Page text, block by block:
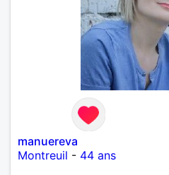
manuereva
Montreuil - 44 ans